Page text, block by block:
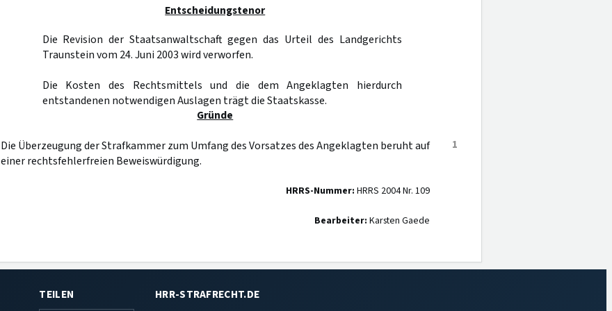
Entscheidungstenor
Die Revision der Staatsanwaltschaft gegen das Urteil des Landgerichts
Traunstein vom 24. Juni 2003 wird verworfen.
Die Kosten des Rechtsmittels und die dem Angeklagten hierdurch
entstandenen notwendigen Auslagen trägt die Staatskasse.
Gründe
1
Die Überzeugung der Strafkammer zum Umfang des Vorsatzes des Angeklagten beruht auf
einer rechtsfehlerfreien Beweiswürdigung.
HRRS-Nummer: HRRS 2004 Nr. 109
Bearbeiter: Karsten Gaede
TEILEN HRR-STRAFRECHT.DE